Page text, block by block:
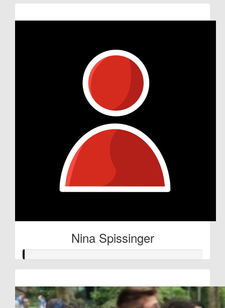
Nina Spissinger